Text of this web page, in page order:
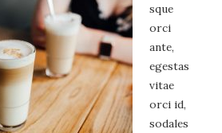
sque
orci
ante,
egestas
vitae
orci id,
sodales